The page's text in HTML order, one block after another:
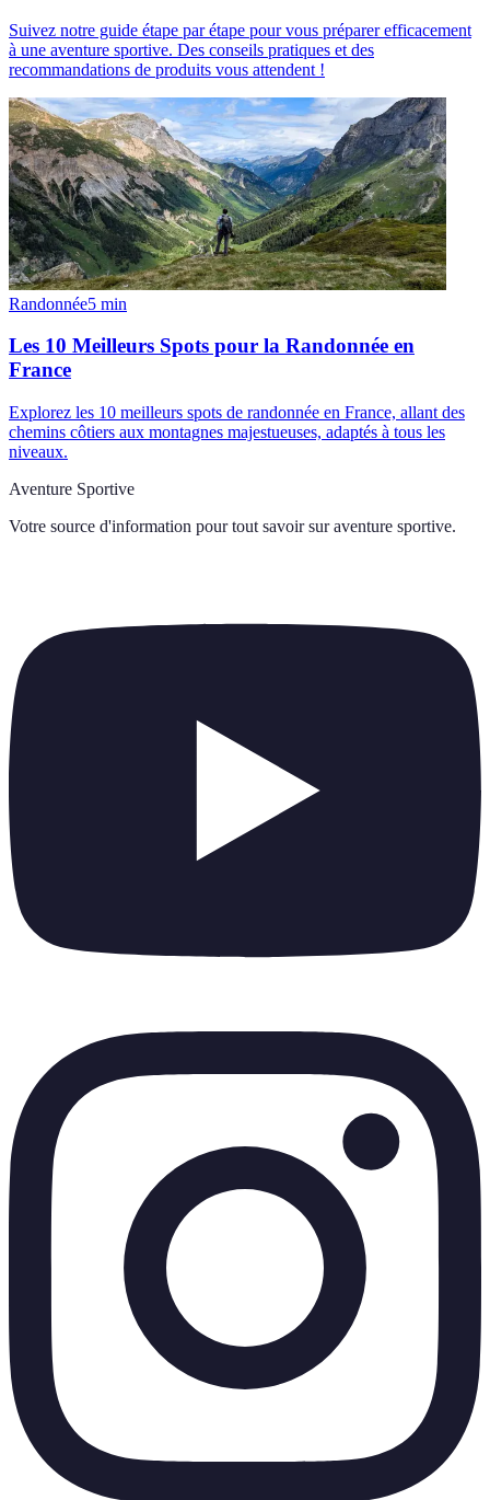
Suivez notre guide étape par étape pour vous préparer efficacement
à une aventure sportive. Des conseils pratiques et des
recommandations de produits vous attendent !
Randonnée5 min
Les 10 Meilleurs Spots pour la Randonnée en
France
Explorez les 10 meilleurs spots de randonnée en France, allant des
chemins côtiers aux montagnes majestueuses, adaptés à tous les
niveaux.
Aventure Sportive
Votre source d'information pour tout savoir sur aventure sportive.